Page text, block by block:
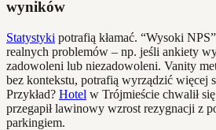
wyników
Statystyki potrafią kłamać. “Wysoki
realnych problemów – np. jeśli ankiety
zadowoleni lub niezadowoleni. Vanity
bez kontekstu, potrafią wyrządzić więcej
Przykład? Hotel w Trójmieście chwalił
przegapił lawinowy wzrost rezygnacji z
parkingiem.